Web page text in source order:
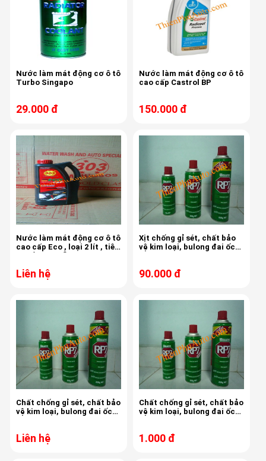
Nước làm mát động cơ ô tô
Turbo Singapo
29.000 đ
Nước làm mát động cơ ô tô
cao cấp Castrol BP
150.000 đ
Nước làm mát động cơ ô tô
cao cấp Eco , loại 2 lít , tiêu
Liên hệ
Xịt chống gỉ sét, chất bảo
vệ kim loại, bulong đai ốc
90.000 đ
Chất chống gỉ sét, chất bảo
vệ kim loại, bulong đai ốc
Liên hệ
Chất chống gỉ sét, chất bảo
vệ kim loại, bulong đai ốc
1.000 đ